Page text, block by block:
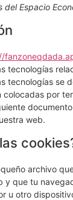
del Espacio
tecnologías
tecnologías se
colocadas por
web.
archivo
y que tu
u otro